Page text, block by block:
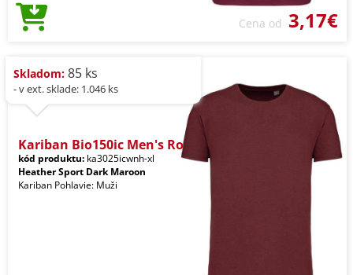
Cena od 3,17€
Skladom: 85 ks
- v ext. sklade: 1.046 ks
Kariban Bio150ic Men's Ro
kód produktu: ka3025icwnh-xl
Heather Sport Dark Maroon
Kariban Pohlavie: Muži